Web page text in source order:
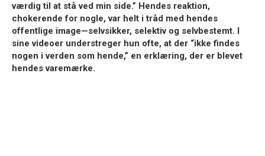
værdig til at stå ved min side.” Hendes reaktion,
chokerende for nogle, var helt i tråd med hendes
offentlige image—selvsikker, selektiv og selvbestemt. I
sine videoer understreger hun ofte, at der “ikke findes
nogen i verden som hende,” en erklæring, der er blevet
hendes varemærke.